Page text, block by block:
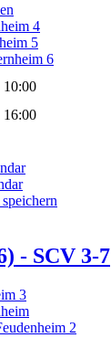
4
5
6
10:00
16:00
- SCV 3-7
3
2